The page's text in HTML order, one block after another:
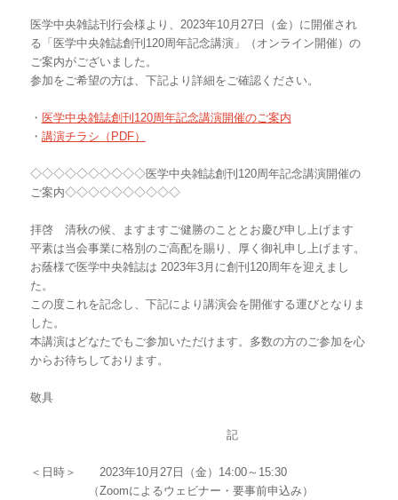
医学中央雑誌刊行会様より、 2023年10月27日（金）に開催され
る「医学中央雑誌創刊120周年記念講演」（オンライン開催）の
ご案内がございました。
参加をご希望の方は、下記より詳細をご確認ください。
・ 医学中央雑誌創刊120周年記念講演開催のご案内
・ 講演チラシ（PDF）
◇◇◇◇◇◇◇◇◇◇医学中央雑誌創刊120周年記念講演開催の
ご案内◇◇◇◇◇◇◇◇◇◇
拝啓 清秋の候、ますますご健勝のこととお慶び申し上げます
平素は当会事業に格別のご高配を賜り、厚く御礼申し上げます。
お蔭様で医学中央雑誌は 2023年3月に創刊120周年を迎えまし
た。
この度これを記念し、下記により講演会を開催する運びとなりま
した。
本講演はどなたでもご参加いただけます。多数の方のご参加を心
からお待ちしております。
敬具
記
＜日時＞ 2023年10月27日（金）14:00～15:30
（Zoomによるウェビナー・要事前申込み）